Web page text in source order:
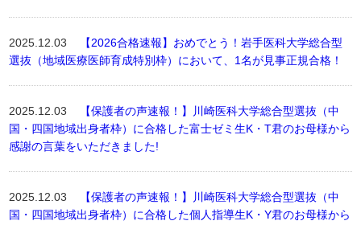
2025.12.03
【2026合格速報】おめでとう！岩手医科大学総合型
選抜（地域医療医師育成特別枠）において、1名が見事正規合格！
2025.12.03
【保護者の声速報！】川崎医科大学総合型選抜（中
国・四国地域出身者枠）に合格した富士ゼミ生K・T君のお母様から
感謝の言葉をいただきました!
2025.12.03
【保護者の声速報！】川崎医科大学総合型選抜（中
国・四国地域出身者枠）に合格した個人指導生K・Y君のお母様から